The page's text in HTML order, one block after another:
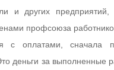
и других предприятий,
профсоюза
с оплатами, сначала
деньги за выполненные